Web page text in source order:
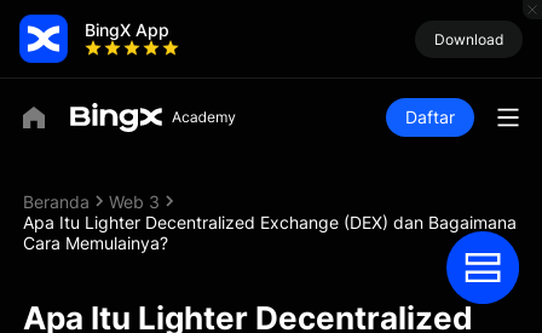
BingX App Download
Daftar
Beranda
Web 3
Apa Itu Lighter Decentralized Exchange (DEX) dan Bagaimana
Cara Memulainya?
Apa Itu Lighter Decentralized